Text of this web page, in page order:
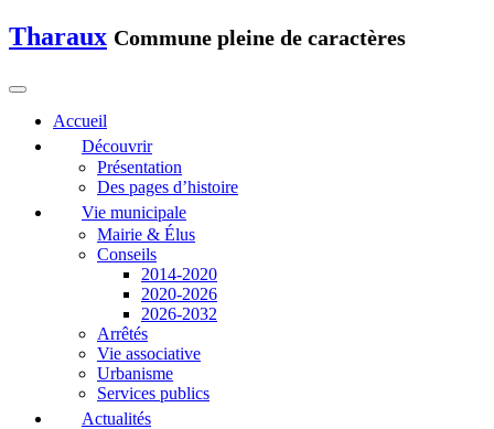
Tharaux Commune pleine de caractères
Accueil
Découvrir
Présentation
Des pages d’histoire
Vie municipale
Mairie & Élus
Conseils
2014-2020
2020-2026
2026-2032
Arrêtés
Vie associative
Urbanisme
Services publics
Actualités